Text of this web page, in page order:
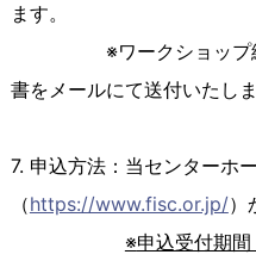
ます。
※ワークショップ終了
書をメールにて送付いたしま
7. 申込方法：当センターホ
（https://www.fisc.or.jp/）
※申込受付期間